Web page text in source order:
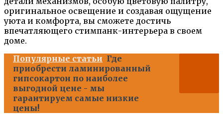
оригинальное освещение и создавая ощущение
уюта и комфорта, вы сможете достичь
впечатляющего стимпанк-интерьера в своем
доме.
Популярные статьи Где
приобрести ламинированный
гипсокартон по наиболее
выгодной цене - мы
гарантируем самые низкие
цены!